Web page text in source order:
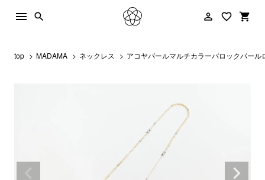
menu person_outline favorite_border shopping_cart
search
top MADAMA ネックレス アコヤパールマルチカラーバロックパール